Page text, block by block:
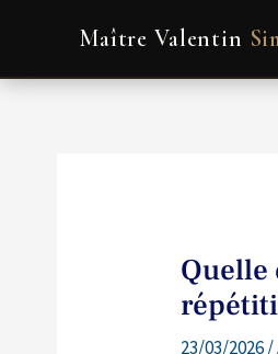
Maître Valentin
23/03/2026/
de